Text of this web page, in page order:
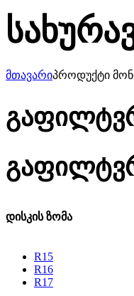
მთავარიპროდუქტი
დისკის ზომა
R15
R16
R17